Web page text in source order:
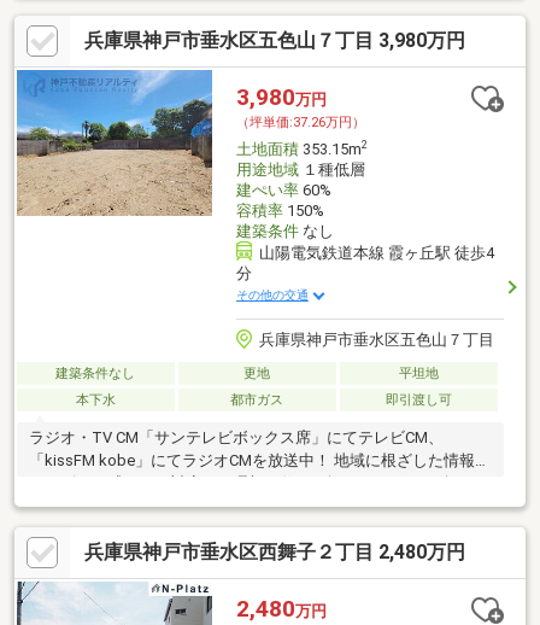
兵庫県神戸市垂水区五色山７丁目 3,980万円
3,980万円
（坪単価:37.26万円）
土地面積353.15m2
用途地域１種低層
建ぺい率60%
容積率150%
建築条件なし
山陽電気鉄道本線 霞ヶ丘駅 徒歩4
分
その他の交通
兵庫県神戸市垂水区五色山７丁目
建築条件なし 更地
平坦地
本下水
都市ガス 即引渡し可
ラジオ・TV CM「サンテレビボックス席」にてテレビCM、
「kissFM kobe」にてラジオCMを放送中！ 地域に根ざした情報力
す♪
兵庫県神戸市垂水区西舞子２丁目 2,480万円
2,480万円